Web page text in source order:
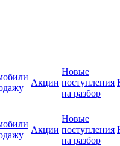
Акции
Новые
поступления
на разбор
Акции
Новые
поступления
на разбор